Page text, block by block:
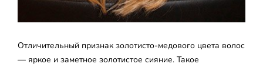
Отличительный признак золотисто-медового цвета волос
— яркое и заметное золотистое сияние. Такое